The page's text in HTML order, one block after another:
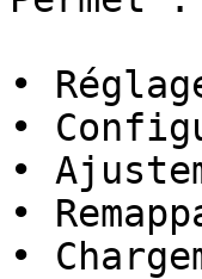
•
•
•
•
•